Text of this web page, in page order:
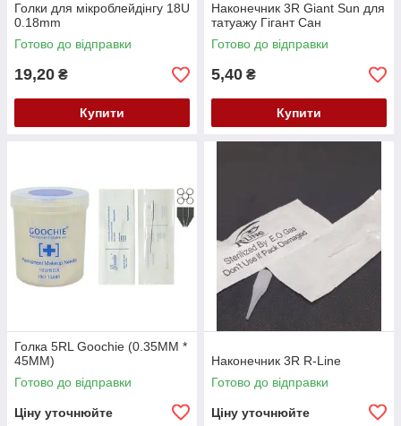
Голки для мікроблейдінгу 18U
0.18mm
Готово до відправки
19,20 ₴
Купити
Наконечник 3R Giant Sun для
татуажу Гігант Сан
Готово до відправки
5,40 ₴
Купити
Голка 5RL Goochie (0.35MM *
45MM)
Готово до відправки
Ціну уточнюйте
Наконечник 3R R-Line
Готово до відправки
Ціну уточнюйте